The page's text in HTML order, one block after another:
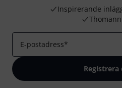
Inspirerande
E-postadress*
Registrera